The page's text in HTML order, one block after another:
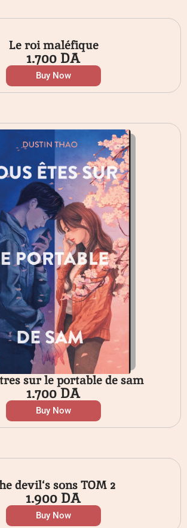
Le roi maléfique
1.700DA
Buy Now
sur le portable de sam
1.700DA
Buy Now
devil‘s sons TOM 2
1.900DA
Buy Now